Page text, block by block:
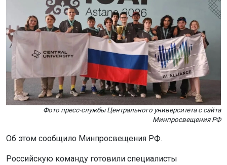
Фото пресс-службы Центрального университета с сайта
Минпросвещения РФ
Об этом сообщило Минпросвещения РФ.
Российскую команду готовили специалисты